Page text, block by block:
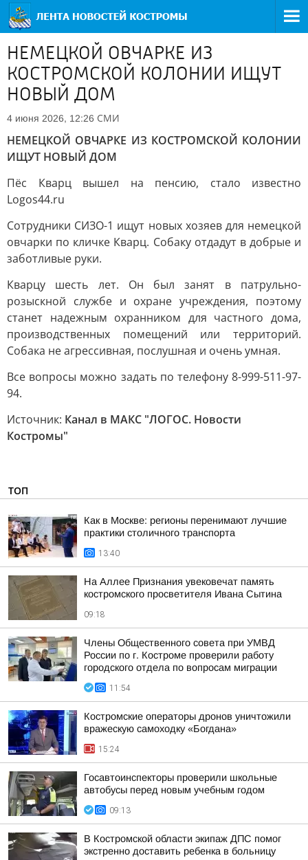
НЕМЕЦКОЙ ОВЧАРКЕ ИЗ
КОСТРОМСКОЙ КОЛОНИИ ИЩУТ
НОВЫЙ ДОМ
4 июня 2026, 12:26 СМИ
НЕМЕЦКОЙ ОВЧАРКЕ ИЗ КОСТРОМСКОЙ КОЛОНИИ
ИЩУТ НОВЫЙ ДОМ
Пёс Кварц вышел на пенсию, стало известно
Logos44.ru
Сотрудники СИЗО-1 ищут новых хозяев для немецкой
овчарки по кличке Кварц. Собаку отдадут в добрые и
заботливые руки.
Кварцу шесть лет. Он был занят в патрульно-
розыскной службе и охране учреждения, поэтому
станет надежным охранником для частного дома,
производственных помещений или территорий.
Собака не агрессивная, послушная и очень умная.
Все вопросы можно задать по телефону 8-999-511-97-
94.
Источник: Канал в МАКС "ЛОГОС. Новости
Костромы"
ТОП
Как в Москве: регионы перенимают лучшие
практики столичного транспорта
13:40
На Аллее Признания увековечат память
костромского просветителя Ивана Сытина
09:18
Члены Общественного совета при УМВД
России по г. Костроме проверили работу
городского отдела по вопросам миграции
11:54
Костромские операторы дронов уничтожили
вражескую самоходку «Богдана»
15:24
Госавтоинспекторы проверили школьные
автобусы перед новым учебным годом
09:13
В Костромской области экипаж ДПС помог
экстренно доставить ребенка в больницу